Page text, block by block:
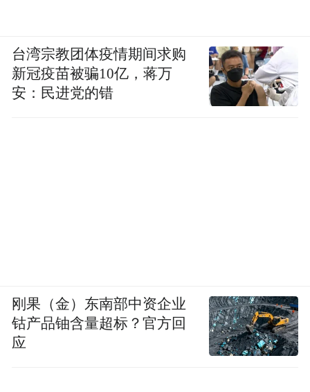
台湾宗教团体疫情期间求购
新冠疫苗被骗10亿，蒋万
安：民进党的错
刚果（金）东南部中资企业
钴产品铀含量超标？官方回
应